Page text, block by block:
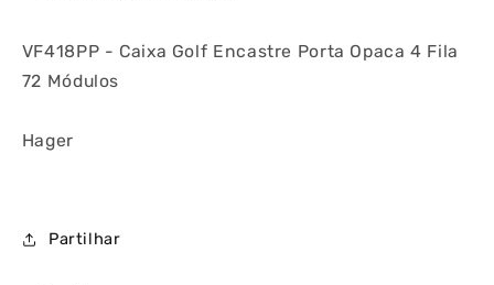
VF418PP - Caixa Golf Encastre Porta Opaca 4 Fila
72 Módulos
Hager
Partilhar